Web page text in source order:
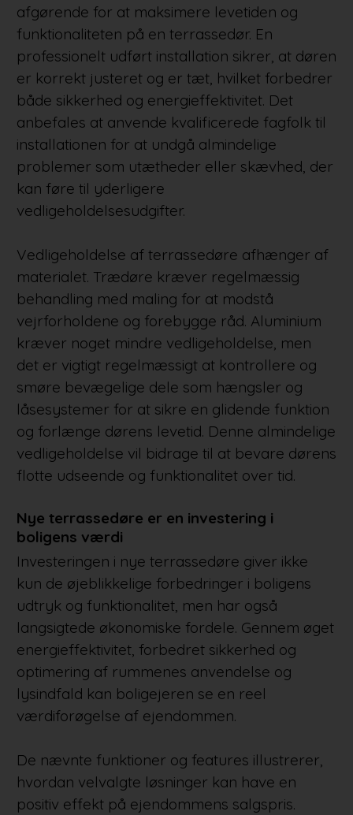
afgørende for at maksimere levetiden og
funktionaliteten på en terrassedør. En
professionelt udført installation sikrer, at døren
er korrekt justeret og er tæt, hvilket forbedrer
både sikkerhed og energieffektivitet. Det
anbefales at anvende kvalificerede fagfolk til
installationen for at undgå almindelige
problemer som utætheder eller skævhed, der
kan føre til yderligere
vedligeholdelsesudgifter.
Vedligeholdelse af terrassedøre afhænger af
materialet. Trædøre kræver regelmæssig
behandling med maling for at modstå
vejrforholdene og forebygge råd. Aluminium
kræver noget mindre vedligeholdelse, men
det er vigtigt regelmæssigt at kontrollere og
smøre bevægelige dele som hængsler og
låsesystemer for at sikre en glidende funktion
og forlænge dørens levetid. Denne almindelige
vedligeholdelse vil bidrage til at bevare dørens
flotte udseende og funktionalitet over tid.
Nye terrassedøre er en investering i
boligens værdi
Investeringen i nye terrassedøre giver ikke
kun de øjeblikkelige forbedringer i boligens
udtryk og funktionalitet, men har også
langsigtede økonomiske fordele. Gennem øget
energieffektivitet, forbedret sikkerhed og
optimering af rummenes anvendelse og
lysindfald kan boligejeren se en reel
værdiforøgelse af ejendommen.
De nævnte funktioner og features illustrerer,
hvordan velvalgte løsninger kan have en
positiv effekt på ejendommens salgspris.